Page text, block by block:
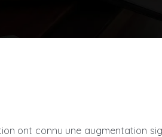
ont connu une augmentation